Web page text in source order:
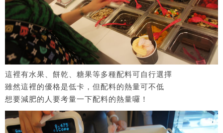
這裡有水果、餅乾、糖果等多種配料可自行選擇
雖然這裡的優格是低卡，但配料的熱量可不低
想要減肥的人要考量一下配料的熱量囉！